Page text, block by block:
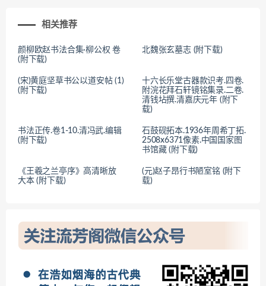
相关推荐
颜柳欧赵书法合集·柳公权 卷
(附下载)
北魏张玄墓志 (附下载)
(宋)黄庭坚草书公以道安帖 (1)
(附下载)
十六长乐堂古器款识考.四卷.
附浣花拜石轩镜铭集录.二卷.
清钱坫撰.清嘉庆元年 (附下
载)
书法正传.卷1-10.清冯武.编辑
(附下载)
石鼓砚拓本.1936年周希丁拓.
2508x6371像素.中国国家图
书馆藏 (附下载)
《王羲之兰亭序》高清晰放
大本 (附下载)
(元)赵子昂行书陋室铭 (附下
载)